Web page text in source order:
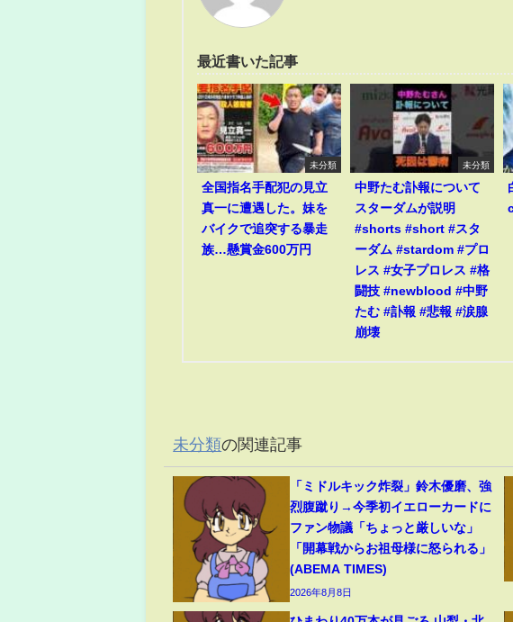
最近書いた記事
未分類
全国指名手配犯の見立
真一に遭遇した。妹を
バイクで追突する暴走
族…懸賞金600万円
未分類
中野たむ訃報について
スターダムが説明
#shorts #short #スタ
ーダム #stardom #プロ
レス #女子プロレス #格
闘技 #newblood #中野
たむ #訃報 #悲報 #涙腺
崩壊
未分類の関連記事
「ミドルキック炸裂」鈴木優磨、強
烈腹蹴り→今季初イエローカードに
ファン物議「ちょっと厳しいな」
「開幕戦からお祖母様に怒られる」
(ABEMA TIMES)
2026年8月8日